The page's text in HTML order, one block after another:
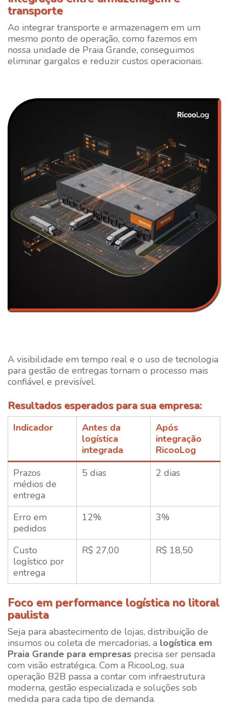
transporte
Ao integrar transporte e armazenagem em um
mesmo ponto de operação, como fazemos em
nossa unidade de Praia Grande, conseguimos
eliminar gargalos e reduzir custos operacionais.
A visibilidade em tempo real e o uso de tecnologia
para gestão de entregas tornam o processo mais
confiável e previsível.
Resultados esperados para sua empresa:
Indicador
Antes da
logística
integrada
Após
integração
RicooLog
Prazos
médios de
entrega
5 dias 2 dias
Erro em
pedidos
12% 3%
Custo
logístico por
entrega
R$ 27,00 R$ 18,50
Foco em performance logística no litoral
paulista
Seja para abastecimento de lojas, distribuição de
insumos ou coleta de mercadorias, a logística em
Praia Grande para empresas precisa ser pensada
com visão estratégica. Com a RicooLog, sua
operação B2B passa a contar com infraestrutura
moderna, gestão especializada e soluções sob
medida para cada tipo de demanda.